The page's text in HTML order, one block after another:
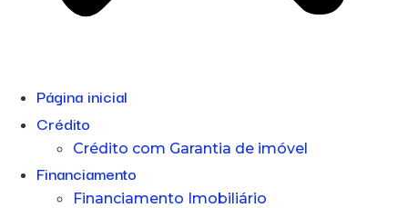
Página inicial
Crédito
Crédito com Garantia de imóvel
Financiamento
Financiamento Imobiliário